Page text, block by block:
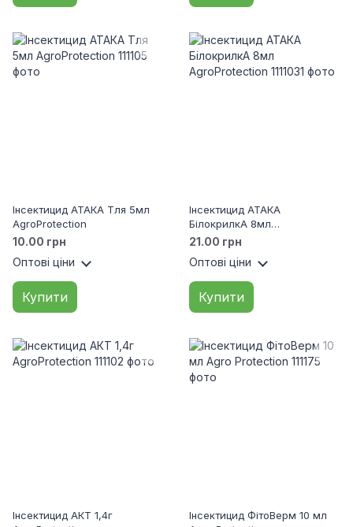
Інсектицид АТАКА Тля 5мл
AgroProtection
10.00 грн
Оптові ціни
Купити
Інсектицид АТАКА
БілокрилкА 8мл
AgroProtection
21.00 грн
Оптові ціни
Купити
Інсектицид АКТ 1,4г
Інсектицид ФітоВерм 10 мл